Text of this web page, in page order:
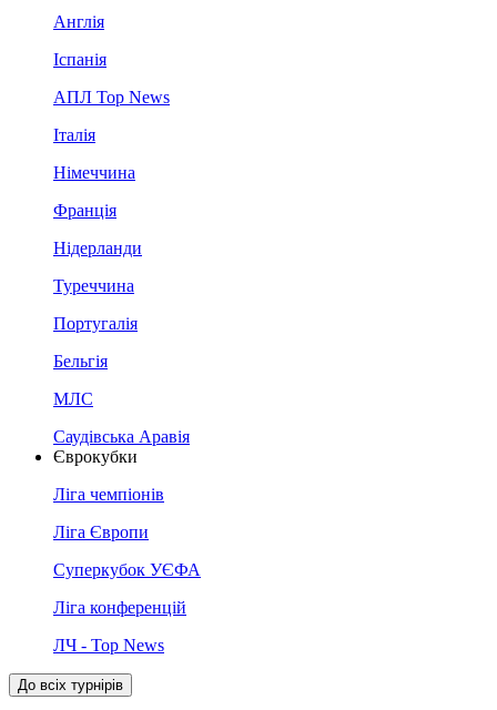
Англія
Іспанія
АПЛ Top News
Італія
Німеччина
Франція
Нідерланди
Туреччина
Португалія
Бельгія
МЛС
Саудівська Аравія
Єврокубки
Ліга чемпіонів
Ліга Європи
Суперкубок УЄФА
Ліга конференцій
ЛЧ - Top News
До всіх турнірів